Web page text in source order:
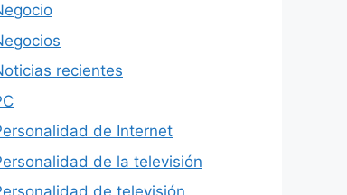
recientes
de Internet
de la televisión